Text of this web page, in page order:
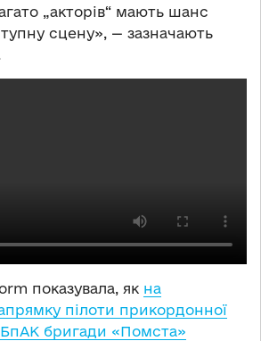
„акторів“ мають шанс
сцену», — зазначають
показувала, як на
пілоти прикордонної
бригади «Помста»